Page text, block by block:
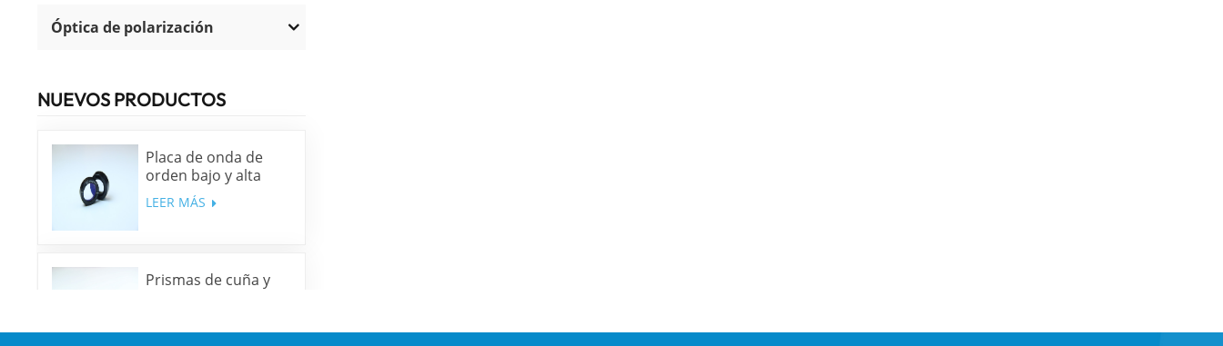
Óptica de polarización
NUEVOS PRODUCTOS
Placa de onda de
orden bajo y alta
precisión
LEER MÁS
Prismas de cuña y
BK7